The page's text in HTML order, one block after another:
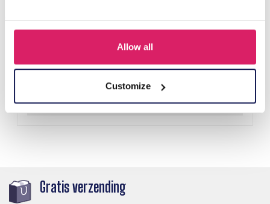
Allow all
Customize
E-B4.3 W002-051-2 Quartz Watch for Kids - Flowers Blue
Details
Gratis verzending